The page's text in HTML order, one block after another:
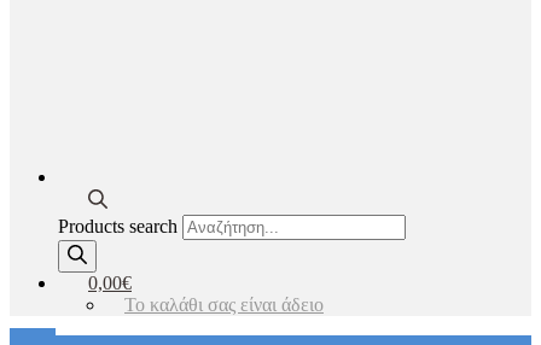
Products search
0,00€
Το καλάθι σας είναι άδειο